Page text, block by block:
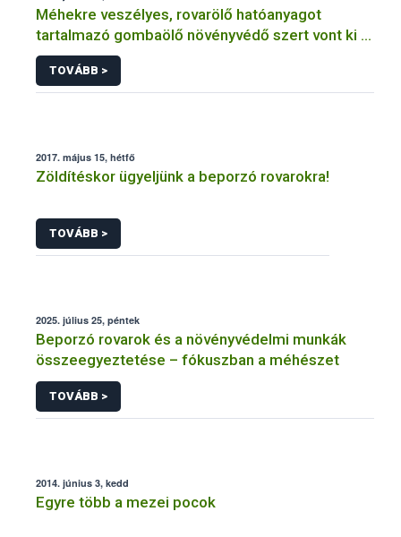
Méhekre veszélyes, rovarölő hatóanyagot
tartalmazó gombaölő növényvédő szert vont ki a
forgalomból a NÉBIH
TOVÁBB >
2017. május 15, hétfő
Zöldítéskor ügyeljünk a beporzó rovarokra!
TOVÁBB >
2025. július 25, péntek
Beporzó rovarok és a növényvédelmi munkák
összeegyeztetése – fókuszban a méhészet
TOVÁBB >
2014. június 3, kedd
Egyre több a mezei pocok